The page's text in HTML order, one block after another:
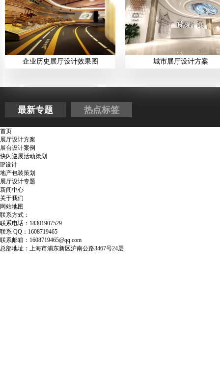
企业历史展厅设计效果图 城市展厅设计方案
最新专题 热点标签
首页
展厅设计方案
展台设计案例
快闪巡展活动策划
IP设计
地产包装策划
展厅设计专题
新闻中心
关于我们
网站地图
联系方式：
联系电话：18301907529
联系 QQ：1608719465
联系邮箱：1608719465@qq.com
总部地址：上海市浦东新区沪南公路3467号24层